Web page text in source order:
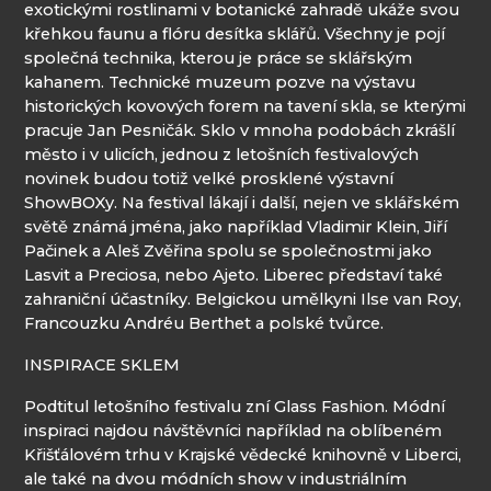
exotickými rostlinami v botanické zahradě ukáže svou
křehkou faunu a flóru desítka sklářů. Všechny je pojí
společná technika, kterou je práce se sklářským
kahanem. Technické muzeum pozve na výstavu
historických kovových forem na tavení skla, se kterými
pracuje Jan Pesničák. Sklo v mnoha podobách zkrášlí
město i v ulicích, jednou z letošních festivalových
novinek budou totiž velké prosklené výstavní
ShowBOXy. Na festival lákají i další, nejen ve sklářském
světě známá jména, jako například Vladimir Klein, Jiří
Pačinek a Aleš Zvěřina spolu se společnostmi jako
Lasvit a Preciosa, nebo Ajeto. Liberec představí také
zahraniční účastníky. Belgickou umělkyni Ilse van Roy,
Francouzku Andréu Berthet a polské tvůrce.
INSPIRACE SKLEM
Podtitul letošního festivalu zní Glass Fashion. Módní
inspiraci najdou návštěvníci například na oblíbeném
Křišťálovém trhu v Krajské vědecké knihovně v Liberci,
ale také na dvou módních show v industriálním